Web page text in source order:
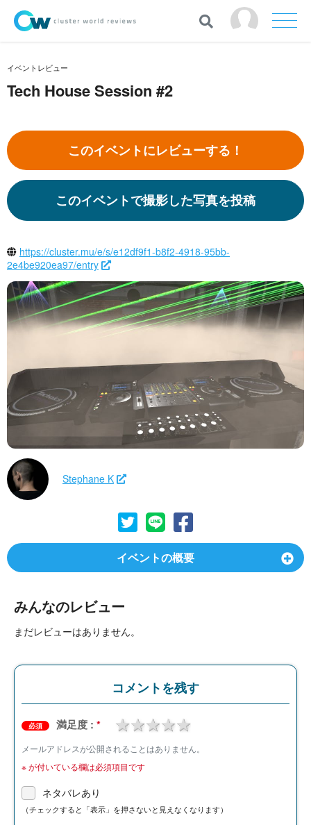
イベントレビュー
Tech House Session #2
このイベントにレビューする！
このイベントで撮影した写真を投稿
https://cluster.mu/e/s/e12df9f1-b8f2-4918-95bb-
2e4be920ea97/entry
Stephane K
イベントの概要
みんなのレビュー
まだレビューはありません。
コメントを残す
必須 満足度 : * 4 stars
3 stars
2 stars
1 star
メールアドレスが公開されることはありません。
※が付いている欄は必須項目です
ネタバレあり
（チェックすると「表示」を押さないと見えなくなります）